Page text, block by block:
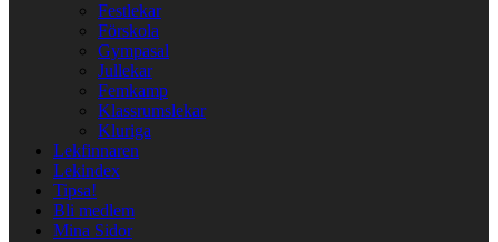
Festlekar
Förskola
Gympasal
Jullekar
Femkamp
Klassrumslekar
Kluriga
Lekfinnaren
Lekindex
Tipsa!
Bli medlem
Mina Sidor